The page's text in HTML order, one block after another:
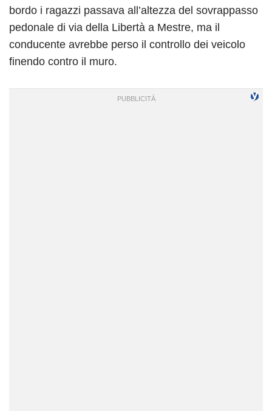
bordo i ragazzi passava all’altezza del sovrappasso
pedonale di via della Libertà a Mestre, ma il
conducente avrebbe perso il controllo dei veicolo
finendo contro il muro.